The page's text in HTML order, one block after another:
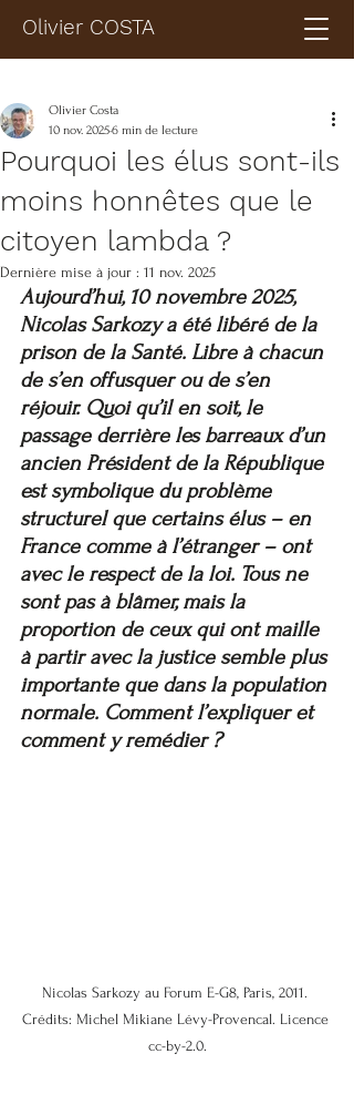
Olivier COSTA
Pourquoi les élus sont-ils
moins honnêtes que le
citoyen lambda ?
Olivier Costa
10 nov. 20256 min de lecture
Dernière mise à jour : 11 nov. 2025
Aujourd’hui, 10 novembre 2025,
Nicolas Sarkozy a été libéré de la
prison de la Santé. Libre à chacun
de s’en offusquer ou de s’en
réjouir. Quoi qu’il en soit, le
passage derrière les barreaux d’un
ancien Président de la République
est symbolique du problème
structurel que certains élus – en
France comme à l’étranger – ont
avec le respect de la loi. Tous ne
sont pas à blâmer, mais la
proportion de ceux qui ont maille
à partir avec la justice semble plus
importante que dans la population
normale. Comment l’expliquer et
comment y remédier ?
Nicolas Sarkozy au Forum E-G8, Paris, 2011.
Crédits: Michel Mikiane Lévy-Provencal. Licence
cc-by-2.0.